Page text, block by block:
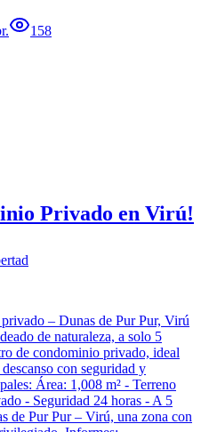
158
Privado en Virú!
– Dunas de Pur Pur, Virú
de naturaleza, a solo 5
de condominio privado, ideal
con seguridad y
Área: 1,008 m² - Terreno
- Seguridad 24 horas - A 5
de Pur Pur – Virú, una zona con